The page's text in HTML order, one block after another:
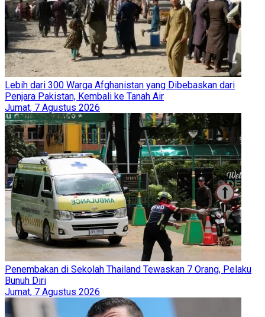
Lebih dari 300 Warga Afghanistan yang Dibebaskan dari
Penjara Pakistan, Kembali ke Tanah Air
Jumat, 7 Agustus 2026
Penembakan di Sekolah Thailand Tewaskan 7 Orang, Pelaku
Bunuh Diri
Jumat, 7 Agustus 2026